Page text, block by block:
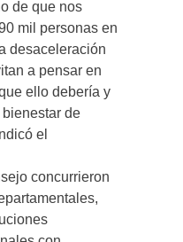
de que nos
mil personas en
desaceleración
a pensar en
ello debería y
de
el
concurrieron